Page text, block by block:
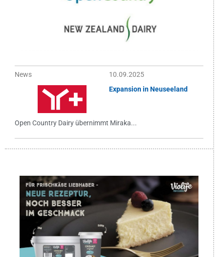
News
10.09.2025
Expansion in Neuseeland
Open Country Dairy übernimmt Miraka...